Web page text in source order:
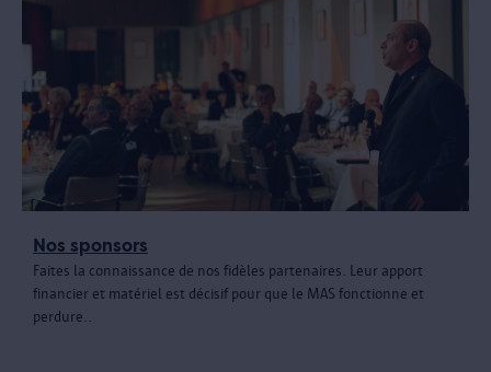
Nos sponsors
Faites la connaissance de nos fidèles partenaires. Leur apport
financier et matériel est décisif pour que le MAS fonctionne et
perdure..